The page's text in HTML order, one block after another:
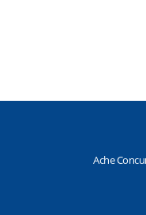
Ache